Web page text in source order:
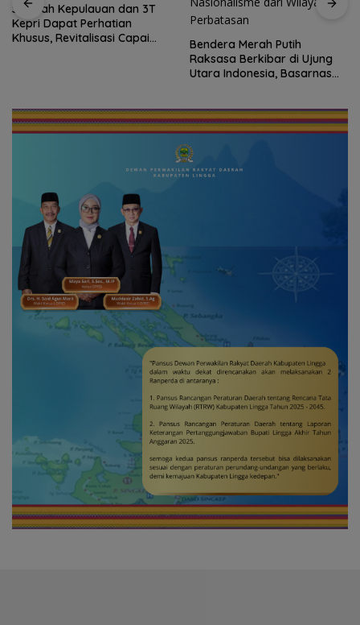
Sekolah Kepulauan dan 3T
Kepri Dapat Perhatian
Khusus, Revitalisasi Capai
Bendera Merah Putih
Raksasa Berkibar di Ujung
Utara Indonesia, Basarnas
Perbatasan